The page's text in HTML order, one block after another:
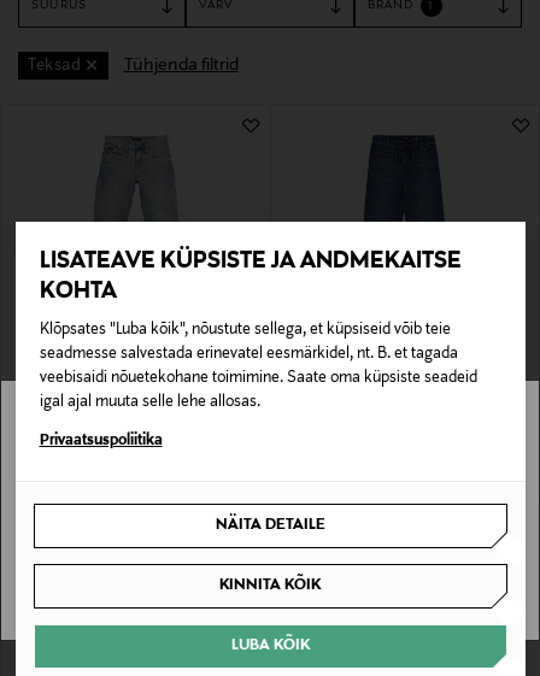
LISATEAVE KÜPSISTE JA ANDMEKAITSE
KOHTA
Klõpsates "Luba kõik", nõustute sellega, et küpsiseid võib teie
seadmesse salvestada erinevatel eesmärkidel, nt. B. et tagada
veebisaidi nõuetekohane toimimine. Saate oma küpsiste seadeid
igal ajal muuta selle lehe allosas.
Privaatsuspoliitika
NÄITA DETAILE
KINNITA KÕIK
LUBA KÕIK
SUURUS VÄRV BRÄND
Teksad Tühjenda filtrid
EELIS KUPONGIGA
POLO RALPH LAUREN
Sullivan teksapüksid
Original Price
99,00 €
SOODUSTUS 60%
POLO RALPH LAUREN
teksapüksid Boyfriend
Stockmann pole Sinu riigis saadaval.
SAAN ARU